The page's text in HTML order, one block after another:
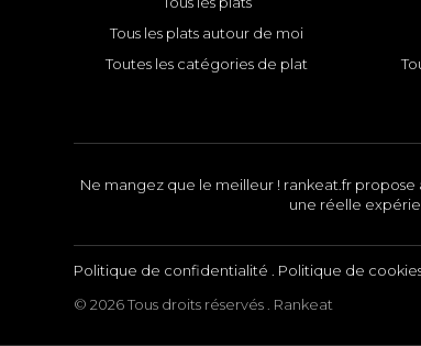
Tous les plats autour de moi
Toutes les catégories de plat
Ne mangez que le meilleur ! rankeat.fr
une réelle
Politique de confidentialité Politique de
© 2026 Tous droits réservés . Rankeat